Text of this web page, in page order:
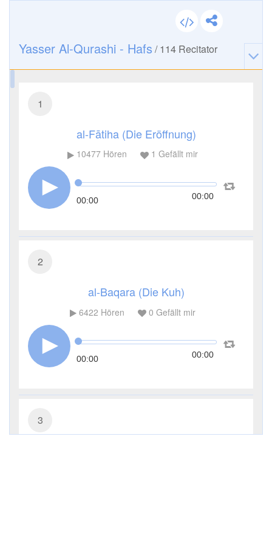
Yasser Al-Qurashi - Hafs /114 Recitator
1
al-Fātiha (Die Eröffnung)
10477Hören 1 Gefällt mir
00:00 00:00
2
al-Baqara (Die Kuh)
6422 Hören 0 Gefällt mir
00:00 00:00
3